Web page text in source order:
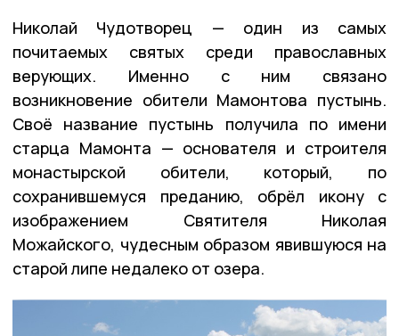
Николай Чудотворец — один из самых
почитаемых святых среди православных
верующих. Именно с ним связано
возникновение обители Мамонтова пустынь.
Своё название пустынь получила по имени
старца Мамонта — основателя и строителя
монастырской обители, который, по
сохранившемуся преданию, обрёл икону с
изображением Святителя Николая
Можайского, чудесным образом явившуюся на
старой липе недалеко от озера.